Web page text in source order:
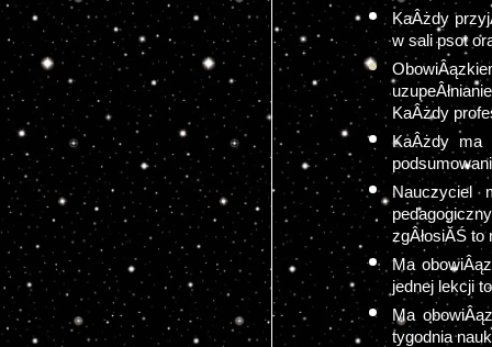
KaÂżdy
w sali psot
KaÂżdy
KaÂżdy ma
Nauczyciel
zgÂłosiĂŚ
Ma
jednej lekcji
Ma
tygodnia